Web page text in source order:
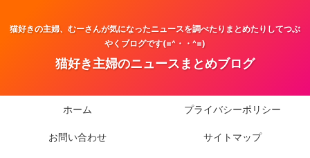
猫好きの主婦、むーさんが気になったニュースを調べたりまとめたりしてつぶ
やくブログです(=^・・^=)
猫好き主婦のニュースまとめブログ
ホーム プライバシーポリシー
お問い合わせ サイトマップ